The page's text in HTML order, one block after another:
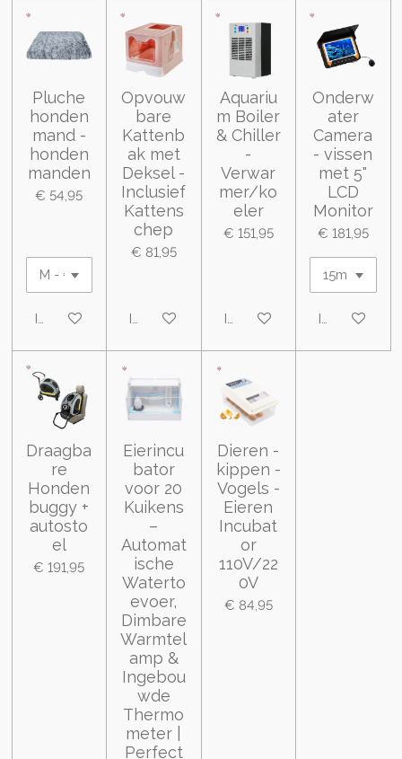
Pluche
honden
mand -
honden
manden
€ 54,95
In winkelwagen
Opvouw
bare
Kattenb
ak met
Deksel -
Inclusief
Kattens
chep
€ 81,95
In winkelwagen
Aquariu
m Boiler
& Chiller
-
Verwar
mer/ko
eler
€ 151,95
In winkelwagen
Onderw
ater
Camera
- vissen
met 5"
LCD
Monitor
€ 181,95
In
Draagba
re
Honden
buggy +
autosto
el
€ 191,95
Eierincu
bator
voor 20
Kuikens
–
Automat
ische
Waterto
evoer,
Dimbare
Warmtel
amp &
Ingebou
wde
Thermo
meter |
Perfect
Dieren -
kippen -
Vogels -
Eieren
Incubat
or
110V/22
0V
€ 84,95